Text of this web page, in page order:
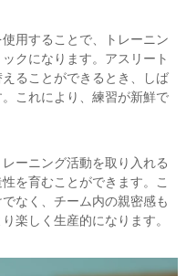
用することで、トレーニン
クになります。アスリート
ることができるとき、しば
これにより、練習が新鮮で
ーニング活動を取り入れる
を育むことができます。こ
なく、チーム内の親密感も
楽しく生産的になります。